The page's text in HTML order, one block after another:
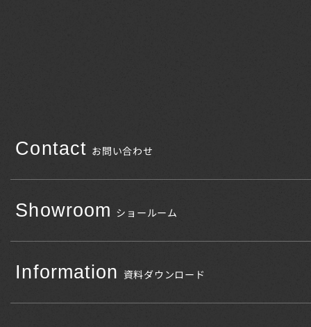
Contact お問い合わせ
Showroom ショールーム
Information 資料ダウンロード